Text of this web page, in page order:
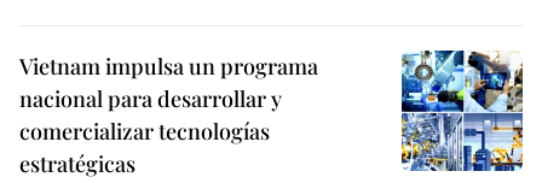
Vietnam impulsa un programa
nacional para desarrollar y
comercializar tecnologías
estratégicas